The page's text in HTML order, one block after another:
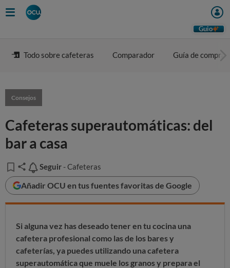
Guio
Todo sobre cafeteras Comparador Guía de compra
Consejos
Cafeteras superautomáticas: del
bar a casa
Seguir
Seguir - Cafeteras
Añadir OCU en tus fuentes favoritas de Google
Si alguna vez has deseado tener en tu cocina una
cafetera profesional como las de los bares y
cafeterías, ya puedes utilizando una cafetera
superautomática que muele los granos y prepara el